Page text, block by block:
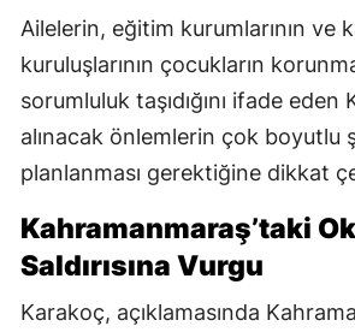
Ailelerin, eğitim kurumlarının ve
kuruluşlarının çocukların
sorumluluk taşıdığını ifade eden
alınacak önlemlerin çok boyutlu
planlanması gerektiğine dikkat
Kahramanmaraş’taki
Saldırısına Vurgu
Karakoç, açıklamasında